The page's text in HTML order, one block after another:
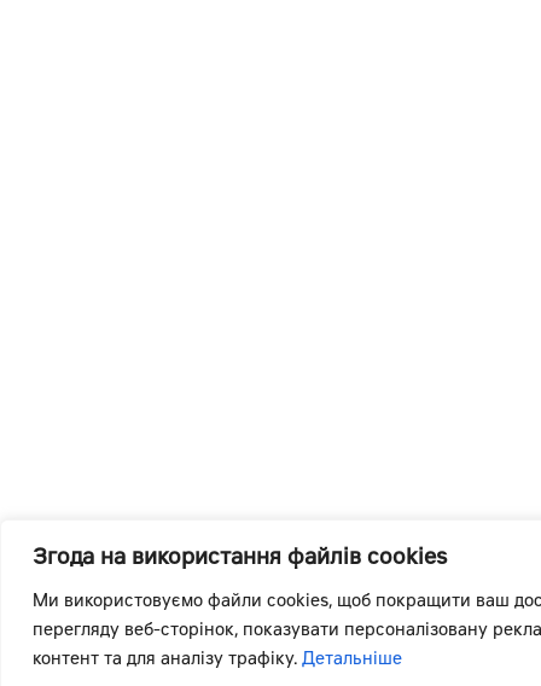
Згода на використання файлів cookies
Ми використовуємо файли cookies, щоб покращити ваш
перегляду веб-сторінок, показувати персоналізовану
контент та для аналізу трафіку. Детальніше